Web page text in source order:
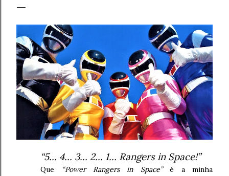
“5… 4… 3… 2… 1… Rangers in Space!”
Que “Power Rangers in Space”é a minha